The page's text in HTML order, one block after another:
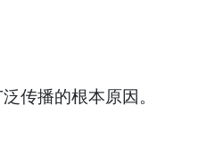
传播的根本原因。